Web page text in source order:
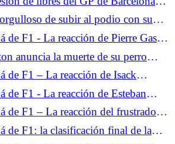
por pilotos jóvenes.
de subir al podio con su
de F1 - La reacción de Pierre Gasly
"Algo anda mal"
anuncia la muerte de su perro
de F1 – La reacción de Isack
tras la clasificación: “Hice una
de F1 - La reacción de Esteban
"Tres vueltas para
demasiado cortas"
de F1 – La reacción del frustrado
tras la clasificación: “Nunca me
de F1: la clasificación final de la